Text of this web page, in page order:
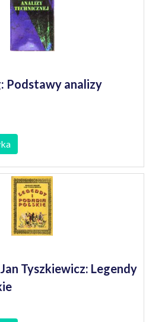
Podstawy analizy
Tyszkiewicz: Legendy